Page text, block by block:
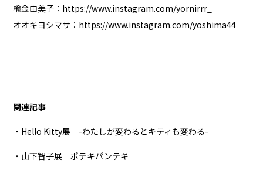
楡金由美子： https://www.instagram.com/yornirrr_
オオキヨシマサ： https://www.instagram.com/yoshima44
関連記事
・Hello Kitty展 -わたしが変わるとキティも変わる-
・山下智子展 ポテキパンテキ